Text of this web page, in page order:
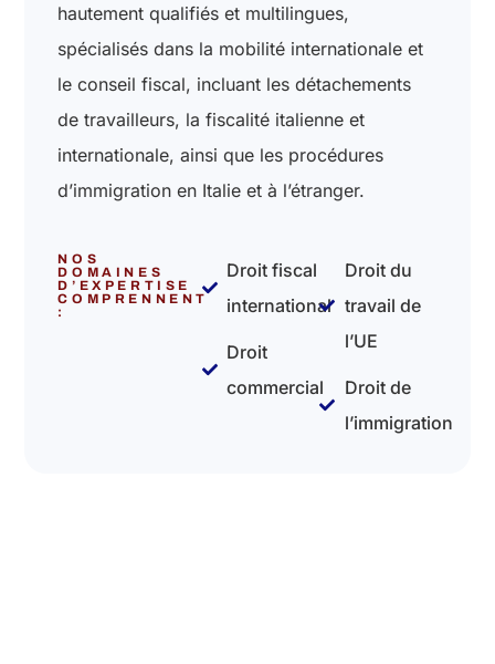
hautement qualifiés et multilingues,
spécialisés dans la mobilité internationale et
le conseil fiscal, incluant les détachements
de travailleurs, la fiscalité italienne et
internationale, ainsi que les procédures
d’immigration en Italie et à l’étranger.
NOS
DOMAINES
D’EXPERTISE
COMPRENNENT
:
Droit fiscal
international
Droit
commercial
Droit du
travail de
l’UE
Droit de
l’immigration